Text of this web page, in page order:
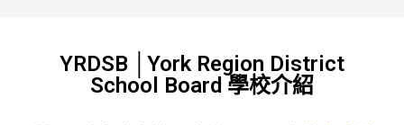
YRDSB │York Region District
School Board 學校介紹